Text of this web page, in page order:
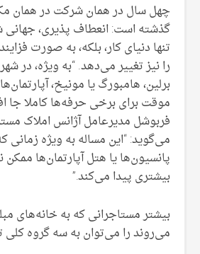
چهل سال در همان شرکت در همان
گذشته است: انعطاف پذیری،
تنها دنیای کار، بلکه، به صورت
را نیز تغییر می‌دهد. “به ویژه، در
برلین، هامبورگ یا مونیخ،
موقت برای برخی حرفه‌ها کاملا جا
می‌گوید: “این مساله به ویژه زمانی
پانسیون‌ها یا هتل آپارتمان‌ها ممکن
بیشتری پیدا می‌کند.”
بیشتر مستاجرانی که به خانه‌های
می‌روند را می‌توان به سه گروه کلی